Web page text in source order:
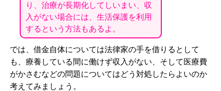
り、治療が長期化してしいまい、収
入がない場合には、生活保護を利用
するという方法もあるよ。
では、借金自体については法律家の手を借りるとして
も、療養している間に働けず収入がない、そして医療費
がかさむなどの問題についてはどう対処したらよいのか
考えてみましょう。